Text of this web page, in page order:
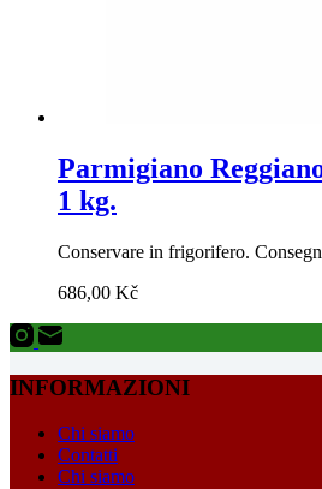
Parmigiano
1 kg.
Conservare in frigorifero.
686,00 Kč
INFORMAZIONI
Chi siamo
Contatti
Chi siamo